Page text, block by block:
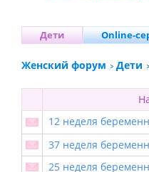
Дети Online-
Женский форум Дети
12 неделя
37 неделя
25 неделя